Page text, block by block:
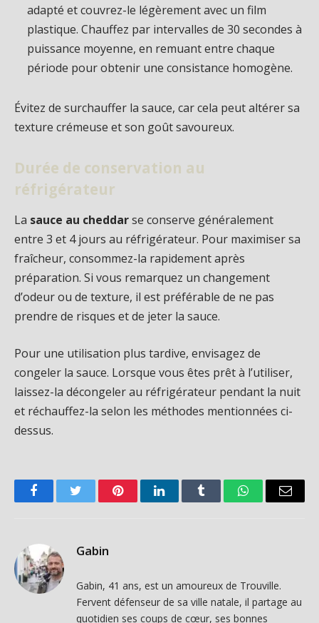
adapté et couvrez-le légèrement avec un film
plastique. Chauffez par intervalles de 30 secondes à
puissance moyenne, en remuant entre chaque
période pour obtenir une consistance homogène.
Évitez de surchauffer la sauce, car cela peut altérer sa
texture crémeuse et son goût savoureux.
Durée de conservation au
réfrigérateur
La sauce au cheddarse conserve généralement
entre 3 et 4 jours au réfrigérateur. Pour maximiser sa
fraîcheur, consommez-la rapidement après
préparation. Si vous remarquez un changement
d’odeur ou de texture, il est préférable de ne pas
prendre de risques et de jeter la sauce.
Pour une utilisation plus tardive, envisagez de
congeler la sauce. Lorsque vous êtes prêt à l’utiliser,
laissez-la décongeler au réfrigérateur pendant la nuit
et réchauffez-la selon les méthodes mentionnées ci-
dessus.
FacebookTwitter PinterestLinkedInTumblr WhatsAppEmail
Gabin
Gabin, 41 ans, est un amoureux de Trouville.
Fervent défenseur de sa ville natale, il partage au
quotidien ses coups de cœur, ses bonnes